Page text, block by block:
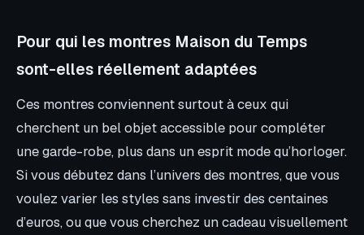
Pour qui les montres Maison du Temps
sont-elles réellement adaptées
Ces montres conviennent surtout à ceux qui
cherchent un bel objet accessible pour compléter
une garde-robe, plus dans un esprit mode qu’horloger.
Si vous débutez dans l’univers des montres, que vous
voulez varier les styles sans investir des centaines
d’euros, ou que vous cherchez un cadeau visuellement